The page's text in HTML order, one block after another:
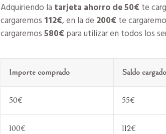
Adquiriendo la tarjeta ahorro de 50€ te
cargaremos 112€, en la de 200€ te
cargaremos580€ para utilizar en todos los
Importe comprado Saldo cargado
50€ 55€
100€ 112€